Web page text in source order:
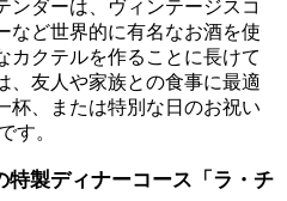
ンダーは、ヴィンテージスコ
など世界的に有名なお酒を使
カクテルを作ることに長けて
、友人や家族との食事に最適
杯、または特別な日のお祝い
す。
特製ディナーコース「ラ・チ